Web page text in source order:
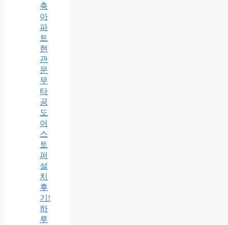
축
아
파
트
현
관
문
무
타
공
도
어
스
토
퍼
설
치
후
기!
하
루